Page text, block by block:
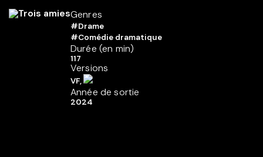
Genres
#Drame
#Comédie dramatique
Durée (en min)
117
Versions
VF,
Année de sortie
2024